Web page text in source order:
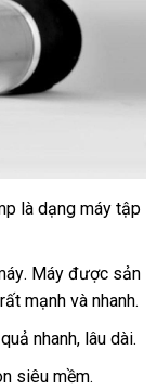
là dạng máy tập
cao
cấp
. Máy giá
bán
được sản
đặt
mua
rất mạnh giá
bán
và nhanh.
nhanhlắp
, lâu dài.
siêu mềm.